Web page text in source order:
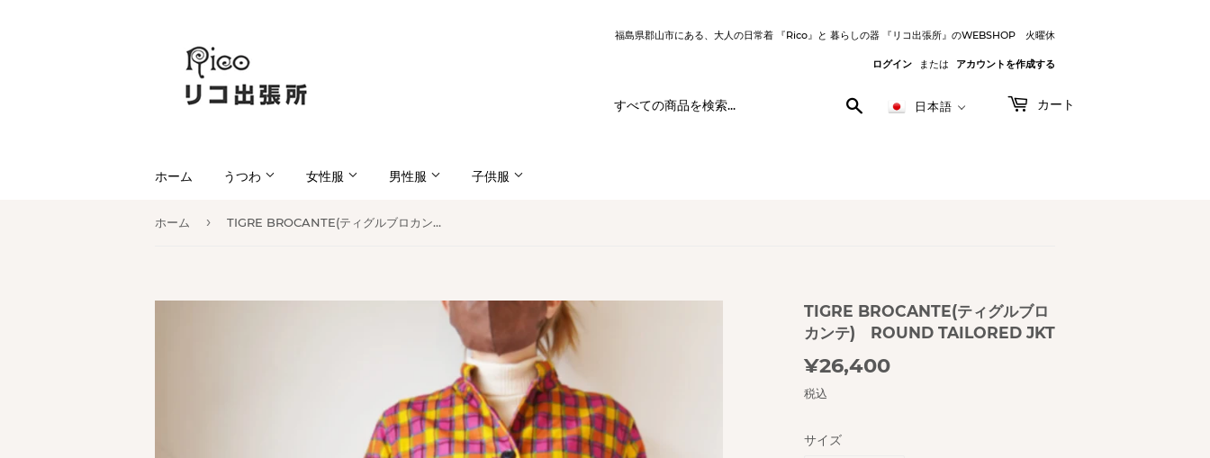
福島県郡山市にある、大人の日常着 『Rico』と 暮らしの器 『リコ出張所』のWEBSHOP 火曜休
ログイン または アカウントを作成する
日本語 カート
ホーム うつわ 女性服 男性服 子供服
ホーム › TIGRE BROCANTE(ティグルブロカンテ) Round Tailored JKT
TIGRE BROCANTE(ティグルブロ
カンテ) ROUND TAILORED JKT
¥26,400
税込
サイズ